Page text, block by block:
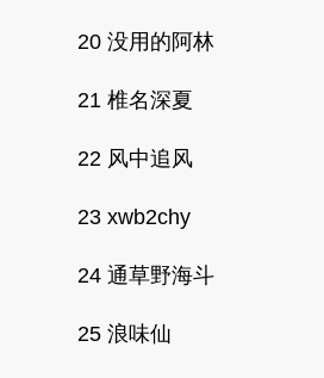
20 没用的阿林
21 椎名深夏
22 风中追风
23 xwb2chy
24 通草野海斗
25 浪味仙